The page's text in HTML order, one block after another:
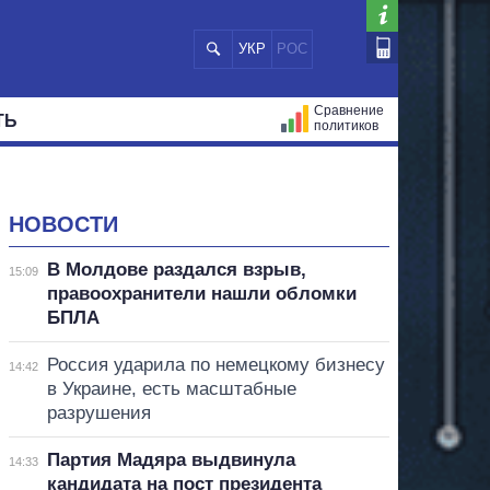
УКР РОС
Сравнение
политиков
НОВОСТИ
15:09
В Молдове раздался взрыв,
правоохранители нашли обломки
БПЛА
14:42
Россия ударила по немецкому бизнесу
в Украине, есть масштабные
разрушения
14:33
Партия Мадяра выдвинула
кандидата на пост президента